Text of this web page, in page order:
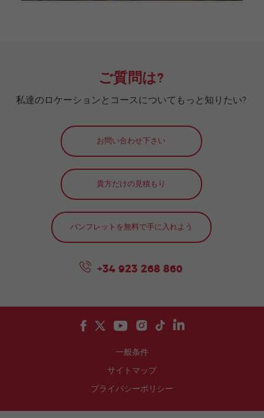
ご質問は?
私達のロケーションとコースについてもっと知りたい?
お問い合わせ下さい
貴方だけの見積もり
パンフレットを無料で手に入れよう
+34 923 268 860
一般条件
サイトマップ
プライバシーポリシー